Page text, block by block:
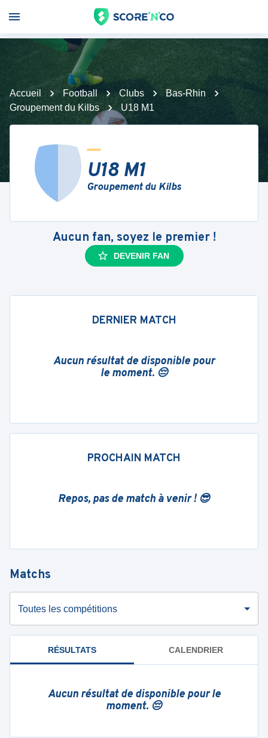
Accueil Football Clubs
Bas-Rhin
Groupement du Kilbs
U18 M1
U18 M1
Groupement du Kilbs
Aucun fan, soyez le premier !
DEVENIR FAN
DERNIER MATCH
Aucun résultat de disponible pour
le moment. 😔
PROCHAIN MATCH
Repos, pas de match à venir ! 😎
Matchs
Toutes les compétitions
RÉSULTATS CALENDRIER
Aucun résultat de disponible pour le
moment. 😔